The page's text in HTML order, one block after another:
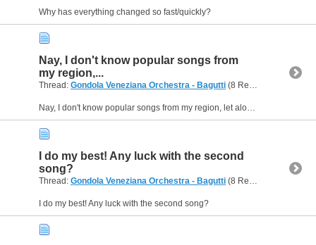
Why has everything changed so fast/quickly?
Nay, I don't know popular songs from
my region,...
Thread: Gondola Veneziana Orchestra - Bagutti (8 Replies, 11,278 Views) by
Nay, I don't know popular songs from my region, let alone from other places!
I do my best! Any luck with the second
song?
Thread: Gondola Veneziana Orchestra - Bagutti (8 Replies, 11,278 Views) by
I do my best! Any luck with the second song?